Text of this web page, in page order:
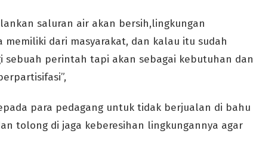
saluran air akan bersih,lingkungan
memiliki dari masyarakat, dan kalau itu sudah
perintah tapi akan sebagai kebutuhan dan
para pedagang untuk tidak berjualan di bahu
tolong di jaga keberesihan lingkungannya agar